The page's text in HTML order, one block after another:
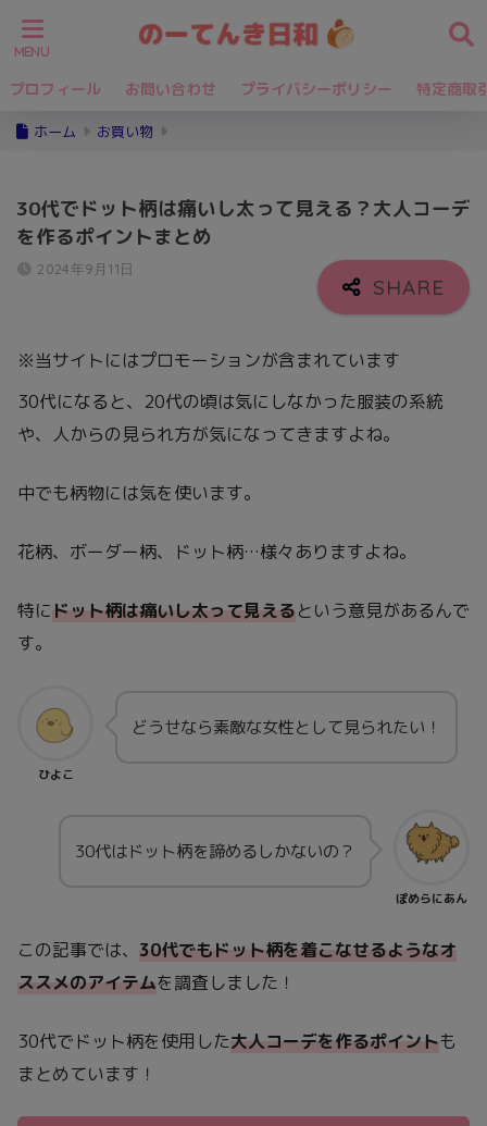
プロフィール お問い合わせ プライバシーポリシー 特定商取
ホーム お買い物
30代でドット柄は痛いし太って見える？大人コーデ
を作るポイントまとめ
2024年9月11日
※当サイトにはプロモーションが含まれています
30代になると、20代の頃は気にしなかった服装の系統
や、人からの見られ方が気になってきますよね。
中でも柄物には気を使います。
花柄、ボーダー柄、ドット柄…様々ありますよね。
特に ドット柄は痛いし太って見えるという意見があるんで
す。
ひよこ
どうせなら素敵な女性として見られたい！
ぽめらにあん
30代はドット柄を諦めるしかないの？
この記事では、 30代でもドット柄を着こなせるようなオ
ススメのアイテムを調査しました！
30代でドット柄を使用した大人コーデを作るポイントも
まとめています！